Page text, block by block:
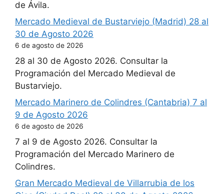
de Ávila.
Mercado Medieval de Bustarviejo (Madrid) 28 al
30 de Agosto 2026
6 de agosto de 2026
28 al 30 de Agosto 2026. Consultar la
Programación del Mercado Medieval de
Bustarviejo.
Mercado Marinero de Colindres (Cantabria) 7 al
9 de Agosto 2026
6 de agosto de 2026
7 al 9 de Agosto 2026. Consultar la
Programación del Mercado Marinero de
Colindres.
Gran Mercado Medieval de Villarrubia de los